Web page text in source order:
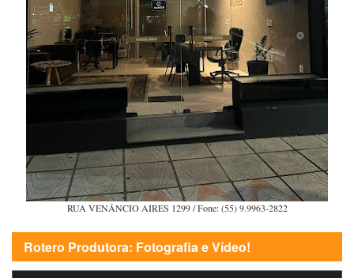
RUA VENÂNCIO AIRES 1299 / Fone: (55) 9.9963-2822
Rotero Produtora: Fotografia e Vídeo!